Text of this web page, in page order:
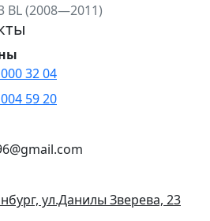
BL (2008—2011)
32 04
59 20
ул.Данилы Зверева, 23